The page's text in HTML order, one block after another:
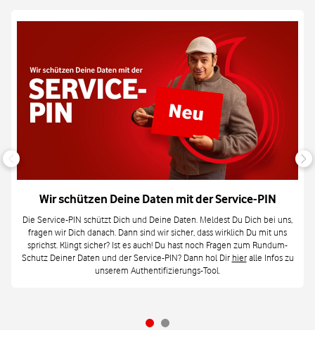
Wir schützen Deine Daten mit der Service-PIN
Die Service-PIN schützt Dich und Deine Daten. Meldest Du Dich bei uns,
fragen wir Dich danach. Dann sind wir sicher, dass wirklich Du mit uns
sprichst. Klingt sicher? Ist es auch! Du hast noch Fragen zum Rundum-
Schutz Deiner Daten und der Service-PIN? Dann hol Dir hieralle Infos zu
unserem Authentifizierungs-Tool.